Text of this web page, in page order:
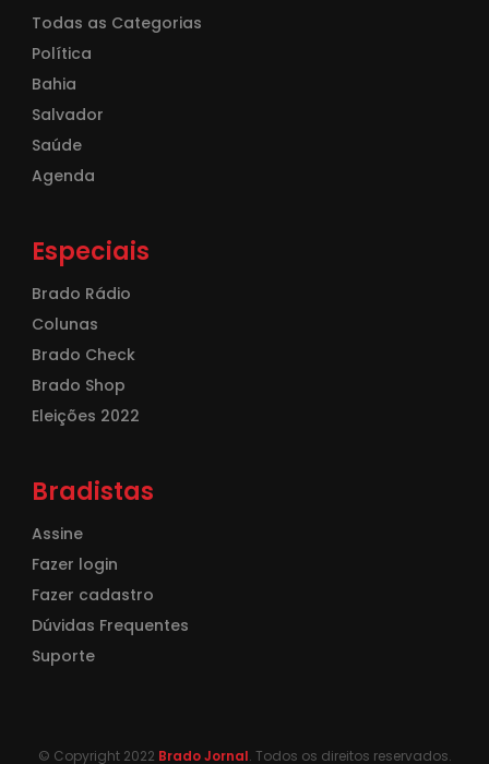
Todas as Categorias
Política
Bahia
Salvador
Saúde
Agenda
Especiais
Brado Rádio
Colunas
Brado Check
Brado Shop
Eleições 2022
Bradistas
Assine
Fazer login
Fazer cadastro
Dúvidas Frequentes
Suporte
© Copyright 2022 Brado Jornal. Todos os direitos reservados.